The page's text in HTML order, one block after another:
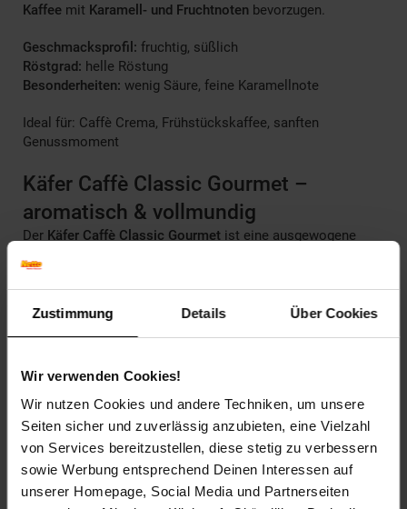
Zustimmung Details Über Cookies
Wir verwenden Cookies!
Wir nutzen Cookies und andere Techniken, um unsere
Seiten sicher und zuverlässig anzubieten, eine Vielzahl
von Services bereitzustellen, diese stetig zu verbessern
sowie Werbung entsprechend Deinen Interessen auf
unserer Homepage, Social Media und Partnerseiten
Kaffee mit Karamell- und Fruchtnoten bevorzugen.
Geschmacksprofil: fruchtig, süßlich
Röstgrad: helle Röstung
Besonderheiten: wenig Säure, feine Karamellnote
Ideal für: Caffè Crema, Frühstückskaffee, sanften
Genussmoment
Käfer Caffè Classic Gourmet –
aromatisch & vollmundig
Der Käfer Caffè Classic Gourmet ist eine ausgewogene
Robusta-Bohnen
einaromatischer, vollmundiger Kaffee, der sich perfekt für
Kaffeespezialitäten wie Cappuccino oder Latte Macchiato
Diese mittlere Röstung (3/5)
Der Geschmack istwürzig und intensiv, abgerundet durch
einegoldgelbe, aromatische Crema, die jede Tasse zu
einem Genussmoment macht.
Geschmacksprofil:
würzig, vollmundig
Röstgrad:mittlere Röstung